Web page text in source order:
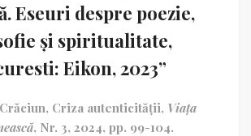
Eseuri despre poezie,
și spiritualitate,
Eikon, 2023”
Criza autenticității, Viața
, Nr. 3, 2024, pp. 99-104.